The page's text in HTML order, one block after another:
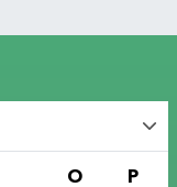
O P